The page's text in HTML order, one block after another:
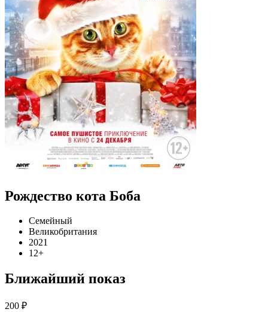
Рождество кота Боба
Семейный
Великобритания
2021
12+
Ближайший показ
200 ₽